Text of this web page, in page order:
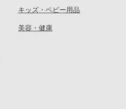
キッズ・ベビー用品
美容・健康